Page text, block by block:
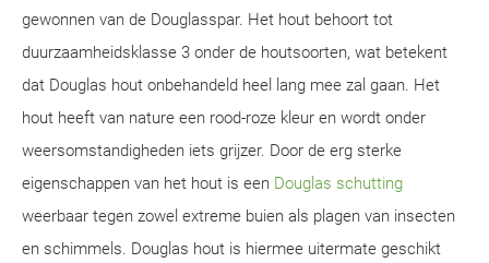
gewonnen van de Douglasspar. Het hout behoort tot
duurzaamheidsklasse 3 onder de houtsoorten, wat betekent
dat Douglas hout onbehandeld heel lang mee zal gaan. Het
hout heeft van nature een rood-roze kleur en wordt onder
weersomstandigheden iets grijzer. Door de erg sterke
eigenschappen van het hout is een Douglas schutting
weerbaar tegen zowel extreme buien als plagen van insecten
en schimmels. Douglas hout is hiermee uitermate geschikt